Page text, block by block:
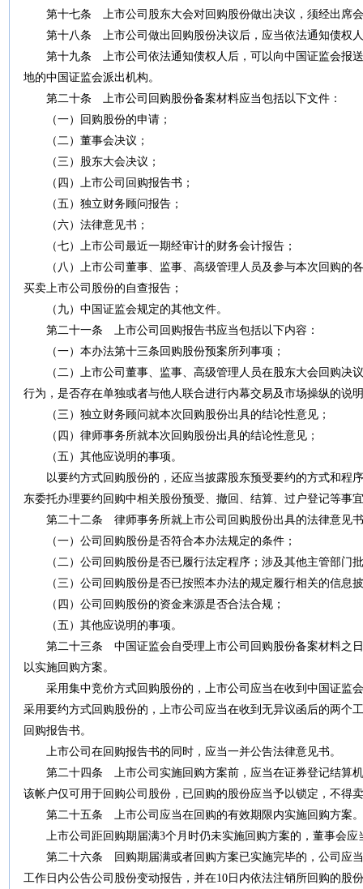
第十七条 上市公司股东大会对回购股份做出决议，须经出席
第十八条 上市公司做出回购股份决议后，应当依法通知债权
第十九条 上市公司依法通知债权人后，可以向中国证监会报
地的中国证监会派出机构。
第二十条 上市公司回购股份备案材料应当包括以下文件：
（一）回购股份的申请；
（二）董事会决议；
（三）股东大会决议；
（四）上市公司回购报告书；
（五）独立财务顾问报告；
（六）法律意见书；
（七）上市公司最近一期经审计的财务会计报告；
（八）上市公司董事、监事、高级管理人员及参与本次回购的
买卖上市公司股份的自查报告；
（九）中国证监会规定的其他文件。
第二十一条 上市公司回购报告书应当包括以下内容：
（一）本办法第十三条回购股份预案所列事项；
（二）上市公司董事、监事、高级管理人员在股东大会回购决
行为，是否存在单独或者与他人联合进行内幕交易及市场操纵的说
（三）独立财务顾问就本次回购股份出具的结论性意见；
（四）律师事务所就本次回购股份出具的结论性意见；
（五）其他应说明的事项。
以要约方式回购股份的，还应当披露股东预受要约的方式和程
东委托办理要约回购中相关股份预受、撤回、结算、过户登记等事
第二十二条 律师事务所就上市公司回购股份出具的法律意见
（一）公司回购股份是否符合本办法规定的条件；
（二）公司回购股份是否已履行法定程序；涉及其他主管部门
（三）公司回购股份是否已按照本办法的规定履行相关的信息
（四）公司回购股份的资金来源是否合法合规；
（五）其他应说明的事项。
第二十三条 中国证监会自受理上市公司回购股份备案材料之
以实施回购方案。
采用集中竞价方式回购股份的，上市公司应当在收到中国证监
采用要约方式回购股份的，上市公司应当在收到无异议函后的两个
回购报告书。
上市公司在回购报告书的同时，应当一并公告法律意见书。
第二十四条 上市公司实施回购方案前，应当在证券登记结算
该帐户仅可用于回购公司股份，已回购的股份应当予以锁定，不得
第二十五条 上市公司应当在回购的有效期限内实施回购方案。
上市公司距回购期届满3个月时仍未实施回购方案的，董事会
第二十六条 回购期届满或者回购方案已实施完毕的，公司应
工作日内公告公司股份变动报告，并在10 日内依法注销所回购的股